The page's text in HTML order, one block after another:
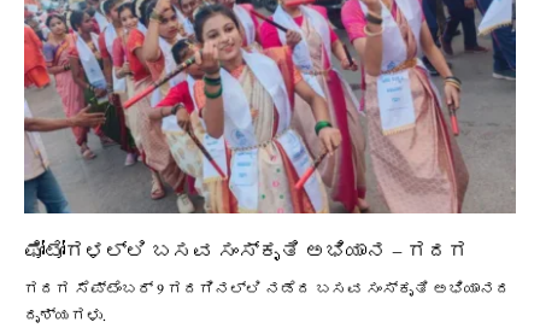
ಫೋಟೋಗಳಲ್ಲಿ ಬಸವ ಸಂಸ್ಕೃತಿ ಅಭಿಯಾನ – ಗದಗ
ಗದಗ ಸೆಪ್ಟೆಂಬರ್ 9 ಗದಗಿನಲ್ಲಿ ನಡೆದ ಬಸವ ಸಂಸ್ಕೃತಿ ಅಭಿಯಾನದ
ದೃಶ್ಯಗಳು.